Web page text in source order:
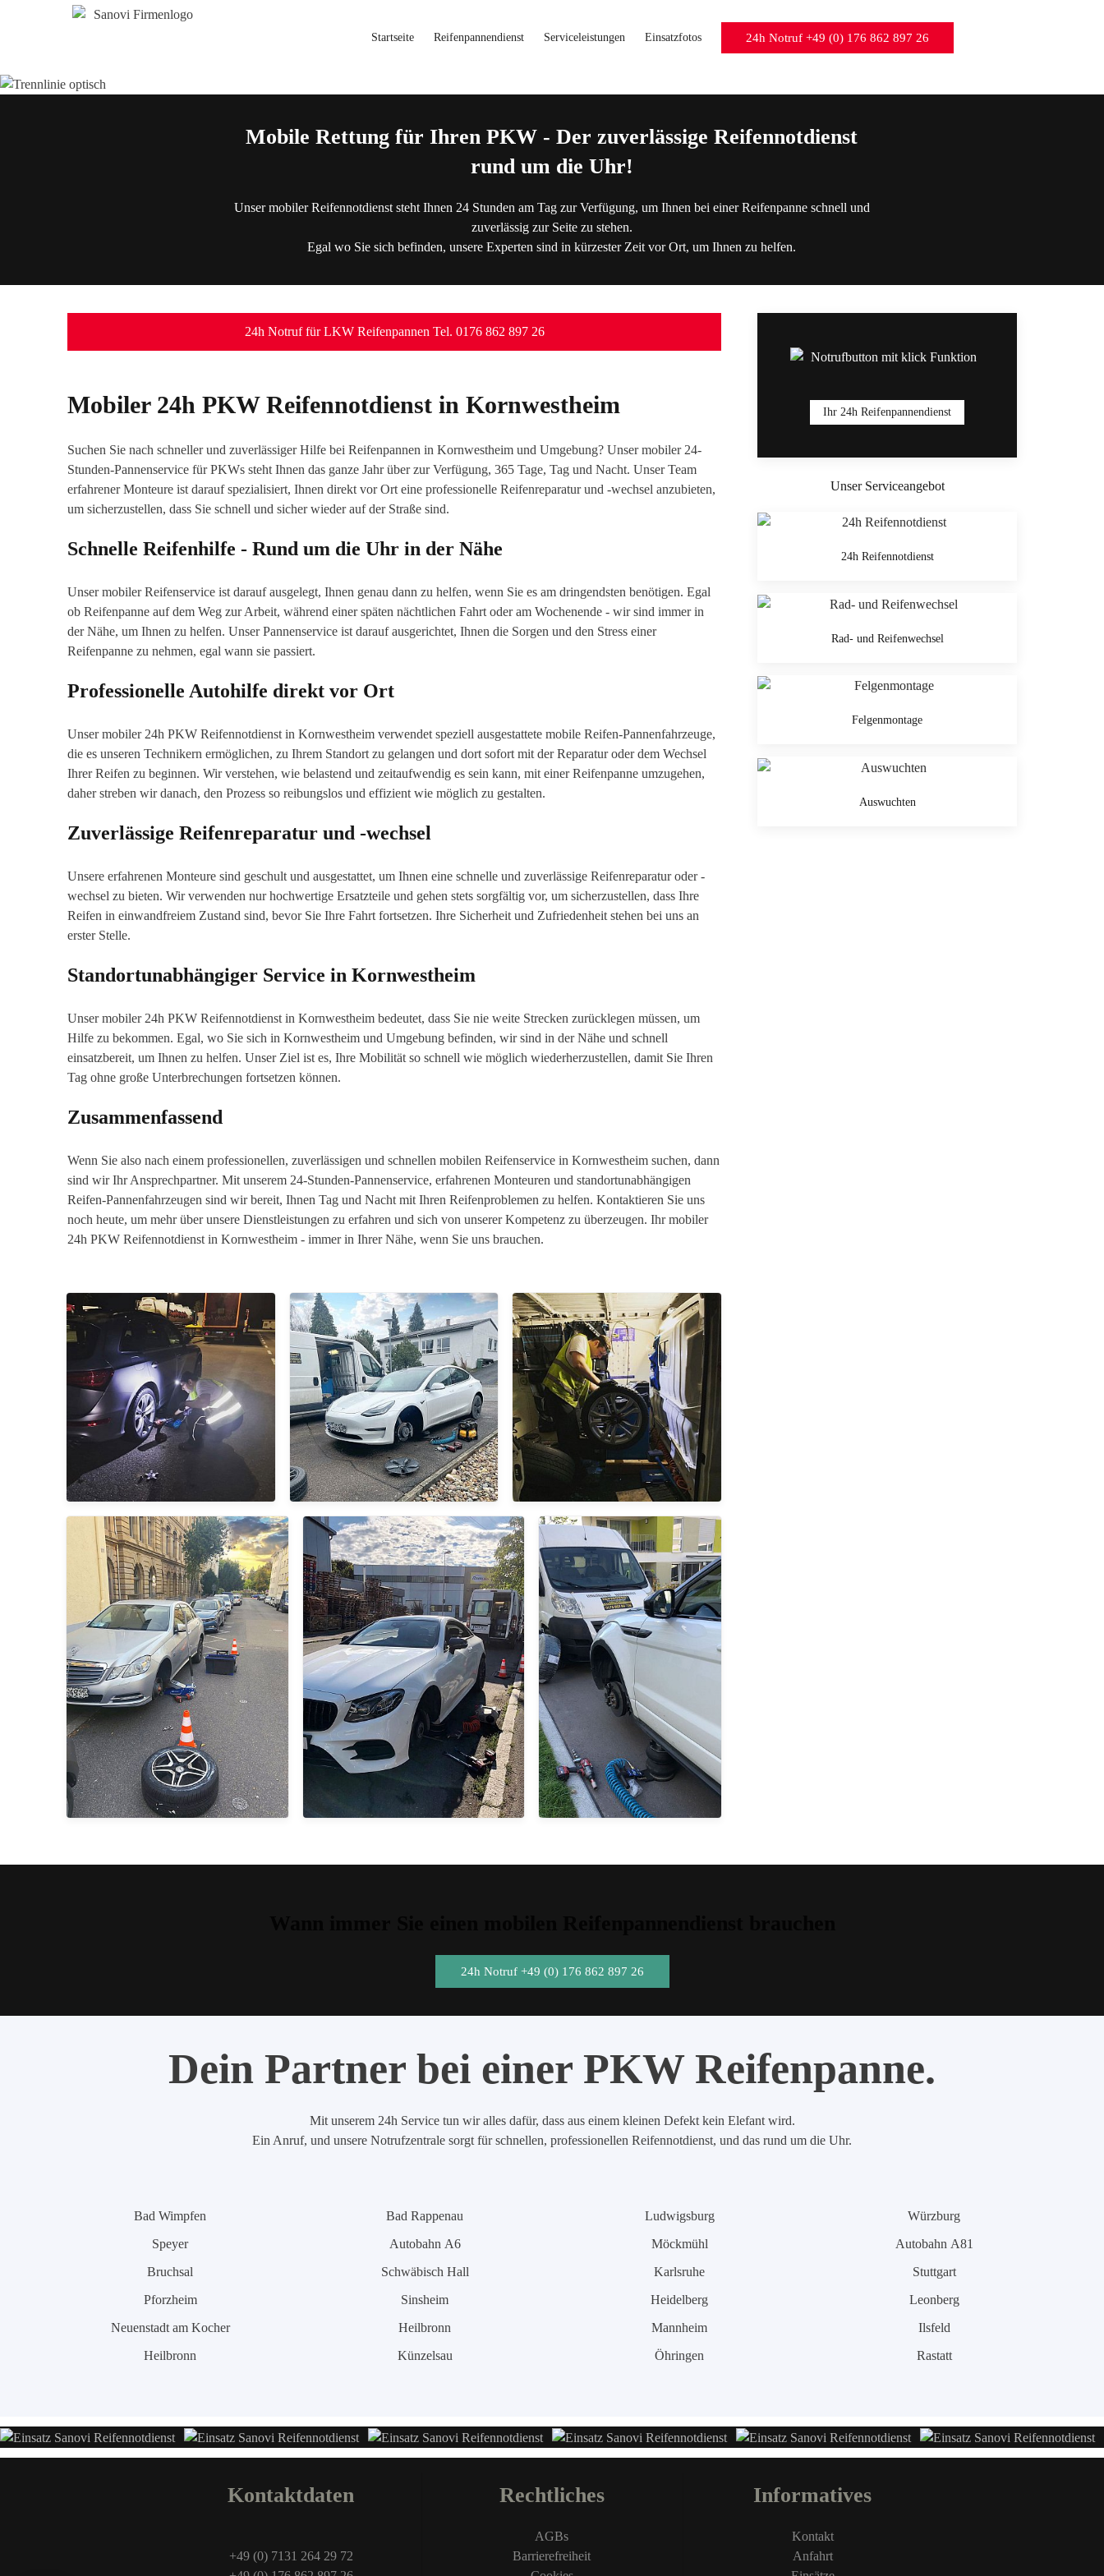
Startseite Reifenpannendienst Serviceleistungen Einsatzfotos 24h Notruf +49 (0) 176 862 897 26
Mobile Rettung für Ihren PKW - Der zuverlässige Reifennotdienst
rund um die Uhr!
Unser mobiler Reifennotdienst steht Ihnen 24 Stunden am Tag zur Verfügung, um Ihnen bei einer Reifenpanne schnell und
zuverlässig zur Seite zu stehen.
Egal wo Sie sich befinden, unsere Experten sind in kürzester Zeit vor Ort, um Ihnen zu helfen.
24h Notruf für LKW Reifenpannen Tel. 0176 862 897 26
Mobiler 24h PKW Reifennotdienst in Kornwestheim
Suchen Sie nach schneller und zuverlässiger Hilfe bei Reifenpannen in Kornwestheim und Umgebung? Unser mobiler 24-
Stunden-Pannenservice für PKWs steht Ihnen das ganze Jahr über zur Verfügung, 365 Tage, Tag und Nacht. Unser Team
erfahrener Monteure ist darauf spezialisiert, Ihnen direkt vor Ort eine professionelle Reifenreparatur und -wechsel anzubieten,
um sicherzustellen, dass Sie schnell und sicher wieder auf der Straße sind.
Schnelle Reifenhilfe - Rund um die Uhr in der Nähe
Unser mobiler Reifenservice ist darauf ausgelegt, Ihnen genau dann zu helfen, wenn Sie es am dringendsten benötigen. Egal
ob Reifenpanne auf dem Weg zur Arbeit, während einer späten nächtlichen Fahrt oder am Wochenende - wir sind immer in
der Nähe, um Ihnen zu helfen. Unser Pannenservice ist darauf ausgerichtet, Ihnen die Sorgen und den Stress einer
Reifenpanne zu nehmen, egal wann sie passiert.
Professionelle Autohilfe direkt vor Ort
Unser mobiler 24h PKW Reifennotdienst in Kornwestheim verwendet speziell ausgestattete mobile Reifen-Pannenfahrzeuge,
die es unseren Technikern ermöglichen, zu Ihrem Standort zu gelangen und dort sofort mit der Reparatur oder dem Wechsel
Ihrer Reifen zu beginnen. Wir verstehen, wie belastend und zeitaufwendig es sein kann, mit einer Reifenpanne umzugehen,
daher streben wir danach, den Prozess so reibungslos und effizient wie möglich zu gestalten.
Zuverlässige Reifenreparatur und -wechsel
Unsere erfahrenen Monteure sind geschult und ausgestattet, um Ihnen eine schnelle und zuverlässige Reifenreparatur oder -
wechsel zu bieten. Wir verwenden nur hochwertige Ersatzteile und gehen stets sorgfältig vor, um sicherzustellen, dass Ihre
Reifen in einwandfreiem Zustand sind, bevor Sie Ihre Fahrt fortsetzen. Ihre Sicherheit und Zufriedenheit stehen bei uns an
erster Stelle.
Standortunabhängiger Service in Kornwestheim
Unser mobiler 24h PKW Reifennotdienst in Kornwestheim bedeutet, dass Sie nie weite Strecken zurücklegen müssen, um
Hilfe zu bekommen. Egal, wo Sie sich in Kornwestheim und Umgebung befinden, wir sind in der Nähe und schnell
einsatzbereit, um Ihnen zu helfen. Unser Ziel ist es, Ihre Mobilität so schnell wie möglich wiederherzustellen, damit Sie Ihren
Tag ohne große Unterbrechungen fortsetzen können.
Zusammenfassend
Wenn Sie also nach einem professionellen, zuverlässigen und schnellen mobilen Reifenservice in Kornwestheim suchen, dann
sind wir Ihr Ansprechpartner. Mit unserem 24-Stunden-Pannenservice, erfahrenen Monteuren und standortunabhängigen
Reifen-Pannenfahrzeugen sind wir bereit, Ihnen Tag und Nacht mit Ihren Reifenproblemen zu helfen. Kontaktieren Sie uns
noch heute, um mehr über unsere Dienstleistungen zu erfahren und sich von unserer Kompetenz zu überzeugen. Ihr mobiler
24h PKW Reifennotdienst in Kornwestheim - immer in Ihrer Nähe, wenn Sie uns brauchen.
Ihr 24h Reifenpannendienst
Unser Serviceangebot
24h Reifennotdienst
Rad- und Reifenwechsel
Felgenmontage
Auswuchten
24h Notruf +49 (0) 176 862 897 26
Dein Partner bei einer PKW Reifenpanne.
Mit unserem 24h Service tun wir alles dafür, dass aus einem kleinen Defekt kein Elefant wird.
Ein Anruf, und unsere Notrufzentrale sorgt für schnellen, professionellen Reifennotdienst, und das rund um die Uhr.
Bad Wimpfen
Speyer
Bruchsal
Pforzheim
Neuenstadt am Kocher
Heilbronn
Bad Rappenau
Autobahn A6
Schwäbisch Hall
Sinsheim
Heilbronn
Künzelsau
Ludwigsburg
Möckmühl
Karlsruhe
Heidelberg
Mannheim
Öhringen
Würzburg
Autobahn A81
Stuttgart
Leonberg
Ilsfeld
Rastatt
Kontaktdaten
+49 (0) 7131 264 29 72
Rechtliches
AGBs
Barrierefreiheit
Informatives
Kontakt
Anfahrt